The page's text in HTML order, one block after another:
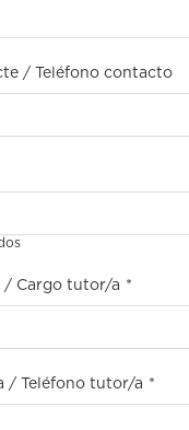
/ Teléfono contacto
/ Cargo tutor/a *
/ Teléfono tutor/a *